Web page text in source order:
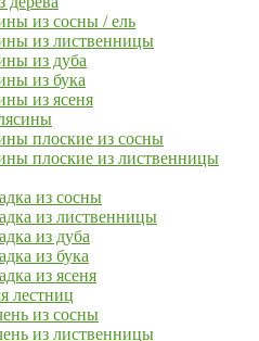
из сосны / ель
из лиственницы
из дуба
из бука
из ясеня
плоские из сосны
плоские из лиственницы
из сосны
из лиственницы
из дуба
из бука
из ясеня
лестниц
из сосны
из лиственницы